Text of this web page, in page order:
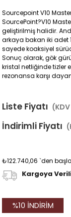
Sourcepoint V10
SourcePoint?V10
geliştirilmiş halidir.
arkaya bakan iki adet
sayede koaksiyel
Sonuç olarak, gök
kristal netliğinde tizler
rezonansa karşı
Liste Fiyatı
İndirimli Fiyatı
₺122.740,06 `den
Kargoya
%10 İNDIRIM